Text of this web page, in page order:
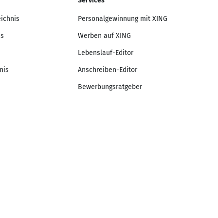
Personalgewinnung mit XING
Werben auf XING
Lebenslauf-Editor
Anschreiben-Editor
Bewerbungsratgeber